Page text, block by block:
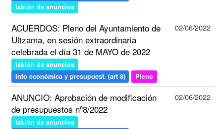
tablón de anuncios
ACUERDOS: Pleno del Ayuntamiento de
Ultzama, en sesión extraordinaria
celebrada el día 31 de MAYO de 2022
tablón de anuncios
Info económica y presupuest. (art 8)
Pleno
02/06/2022
ANUNCIO: Aprobación de modificación
de presupuestos nº8/2022
tablón de anuncios
02/06/2022